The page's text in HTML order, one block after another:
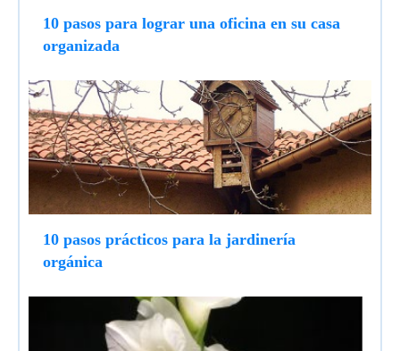
10 pasos para lograr una oficina en su casa
organizada
10 pasos prácticos para la jardinería
orgánica